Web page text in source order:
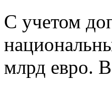
С учетом
млрд евро. В